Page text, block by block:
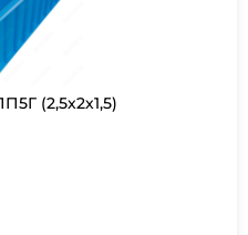
(2,5х2х1,5)